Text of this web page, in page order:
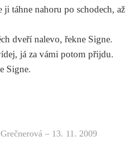
táhne nahoru po schodech, až
dveří nalevo, řekne Signe.
já za vámi potom přijdu.
Signe.
– 13. 11. 2009